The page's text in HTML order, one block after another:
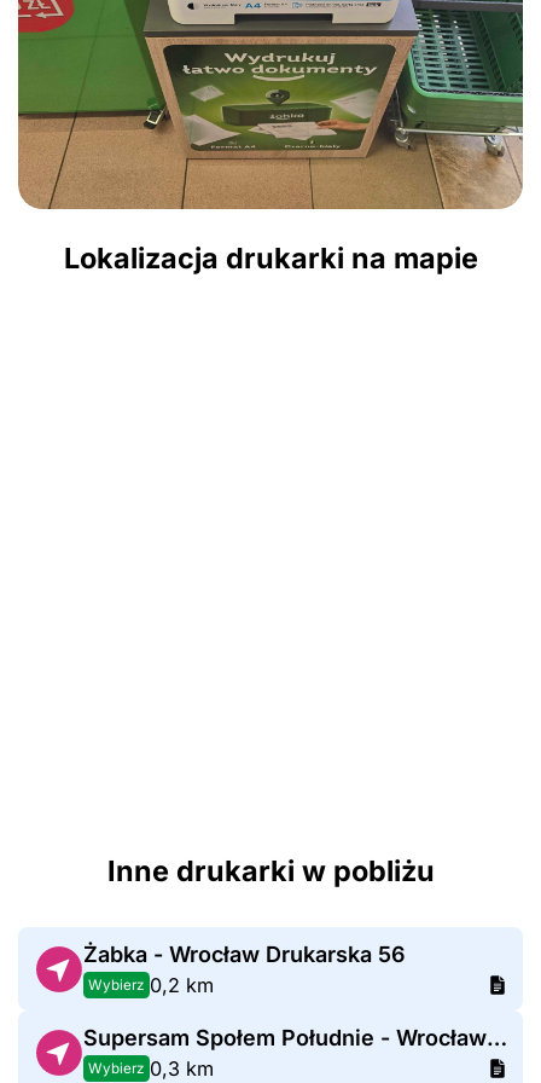
Lokalizacja drukarki na mapie
Inne drukarki w pobliżu
Żabka - Wrocław Drukarska 56
Wybierz 0,2 km
Supersam Społem Południe - Wrocław Drukarska
Wybierz 0,3 km